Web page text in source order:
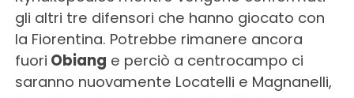
gli altri tre difensori che hanno giocato con
la Fiorentina. Potrebbe rimanere ancora
fuori Obiang e perciò a centrocampo ci
saranno nuovamente Locatelli e Magnanelli,